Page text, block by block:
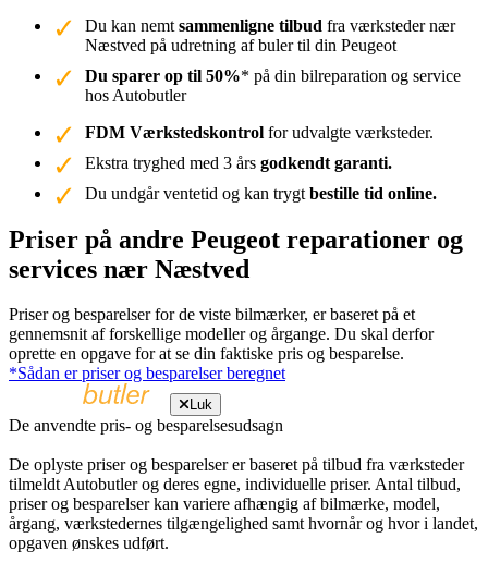
Du kan nemt sammenligne tilbud fra værksteder nær
Næstved på udretning af buler til din Peugeot
Du sparer op til 50%* på din bilreparation og service
hos Autobutler
FDM Værkstedskontrol for udvalgte værksteder.
Ekstra tryghed med 3 års godkendt garanti.
Du undgår ventetid og kan trygt bestille tid online.
Priser på andre Peugeot reparationer og
services nær Næstved
Priser og besparelser for de viste bilmærker, er baseret på et
gennemsnit af forskellige modeller og årgange. Du skal derfor
oprette en opgave for at se din faktiske pris og besparelse.
*Sådan er priser og besparelser beregnet
Luk
De anvendte pris- og besparelsesudsagn
De oplyste priser og besparelser er baseret på tilbud fra værksteder
tilmeldt Autobutler og deres egne, individuelle priser. Antal tilbud,
priser og besparelser kan variere afhængig af bilmærke, model,
årgang, værkstedernes tilgængelighed samt hvornår og hvor i landet,
opgaven ønskes udført.